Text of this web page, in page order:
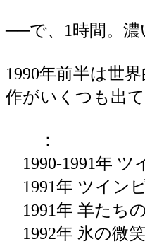
──で、1時間。濃
1990年前半は世
作がいくつも出て
：
1990-1991年 ツ
1991年 ツイン
1991年 羊たち
1992年 氷の微笑